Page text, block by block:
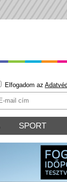
Elfogadom az
SPORT